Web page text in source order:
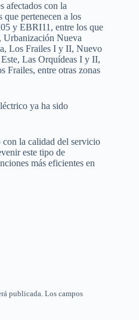
afectados con la
pertenecen a los
y EBRI11, entre los que
Urbanización Nueva
Los Frailes I y II, Nuevo
Las Orquídeas I y II,
Frailes, entre otras zonas
ya ha sido
la calidad del servicio
este tipo de
más eficientes en
publicada. Los campos